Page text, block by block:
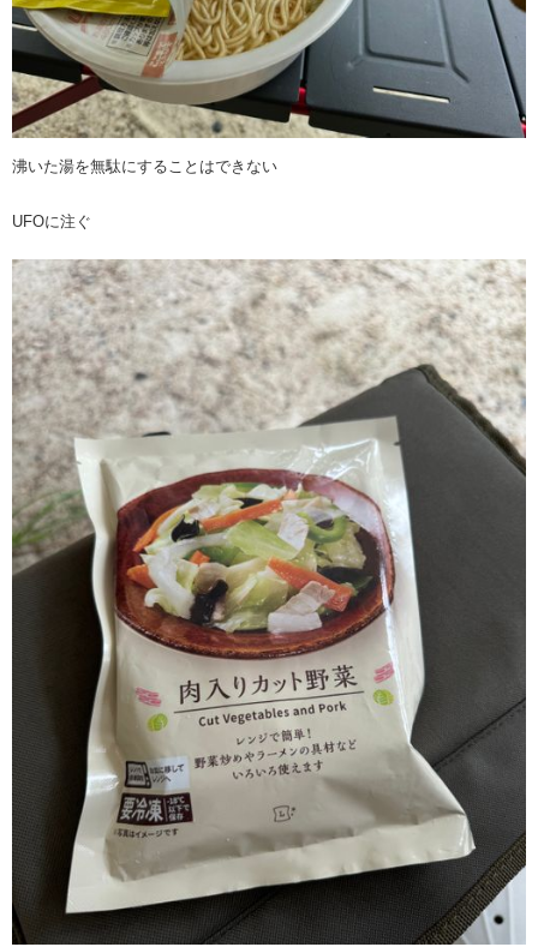
沸いた湯を無駄にすることはできない
UFOに注ぐ